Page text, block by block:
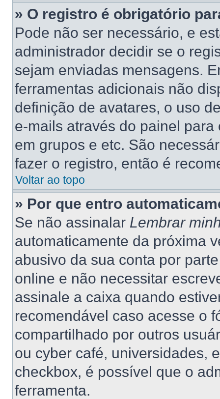
» O registro é obrigatório
Pode não ser necessário, e
administrador decidir se o
sejam enviadas mensagens.
ferramentas adicionais não
definição de avatares, o uso
e-mails através do painel
em grupos e etc. São
fazer o registro, então é
Voltar ao topo
» Por que entro
Se não assinalar Lembrar
automaticamente da próxima
abusivo da sua conta por
online e não necessitar
assinale a caixa quando
recomendável caso acesse o
compartilhado por outros
ou cyber café, universidades,
checkbox, é possível que o
ferramenta.